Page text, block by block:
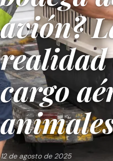
avión?
realidad
cargo
12 de agosto de 2025